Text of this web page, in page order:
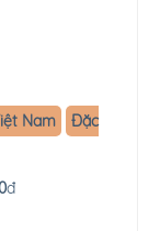
Nam
Đặc
đ